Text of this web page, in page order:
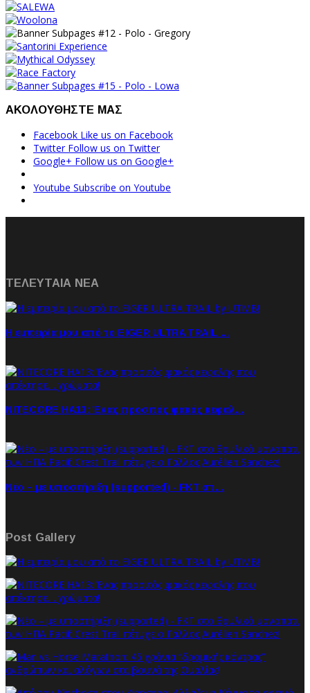
ΑΚΟΛΟΥΘΗΣΤΕ ΜΑΣ
Facebook Like us on Facebook
Twitter Follow us on Twitter
Google+ Follow us on Google+
Youtube Subscribe on Youtube
ΤΕΛΕΥΤΑΙΑ NEA
Η εμπειρία μου από το EIGER ULTRA TRAIL …
NITECORE HA13: Ένας προσιτός φακός κεφαλ…
Νέο – με υποστήριξη (supported) - FKT στ…
Post Gallery